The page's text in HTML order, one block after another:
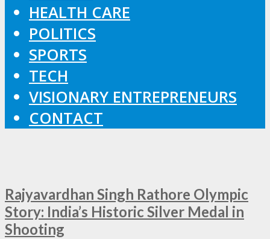
HEALTH CARE
POLITICS
SPORTS
TECH
VISIONARY ENTREPRENEURS
CONTACT
Rajyavardhan Singh Rathore Olympic
Story: India’s Historic Silver Medal in
Shooting